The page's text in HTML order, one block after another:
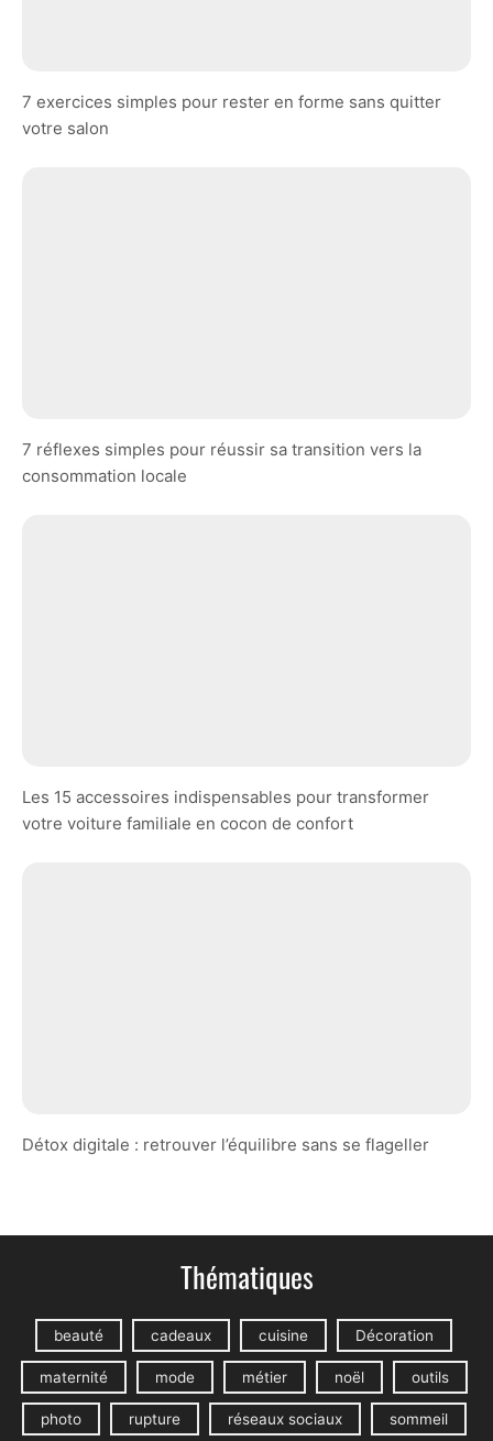
7 exercices simples pour rester en forme sans quitter
votre salon
7 réflexes simples pour réussir sa transition vers la
consommation locale
Les 15 accessoires indispensables pour transformer
votre voiture familiale en cocon de confort
Détox digitale : retrouver l’équilibre sans se flageller
Thématiques
beauté cadeaux cuisine Décoration
maternité mode métier noël outils
photo rupture réseaux sociaux sommeil